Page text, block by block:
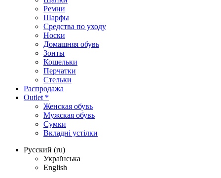
Ремни
Шарфы
Средства по уходу
Носки
Домашняя обувь
Зонты
Кошельки
Перчатки
Стельки
Распродажа
Outlet *
Женская обувь
Мужская обувь
Сумки
Вкладні устілки
Русский (ru)
Українська
English